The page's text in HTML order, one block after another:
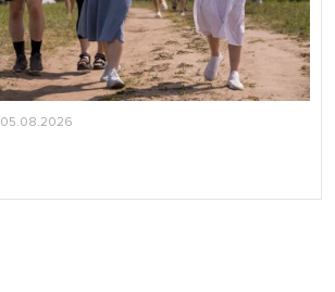
05.08.2026